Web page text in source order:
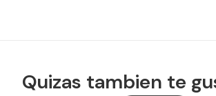
Quizas tambien te